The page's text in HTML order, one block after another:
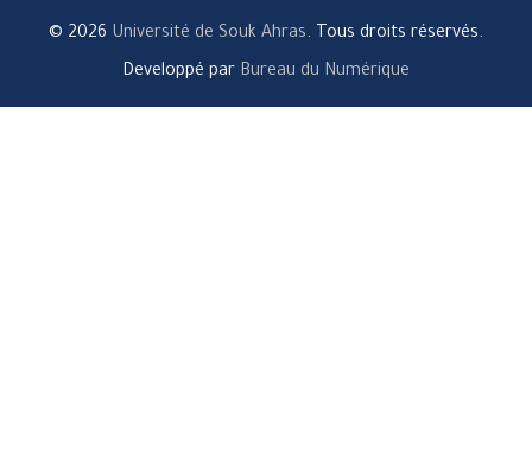
© 2026 Université de Souk Ahras. Tous droits réservés.
Developpé par Bureau du Numérique